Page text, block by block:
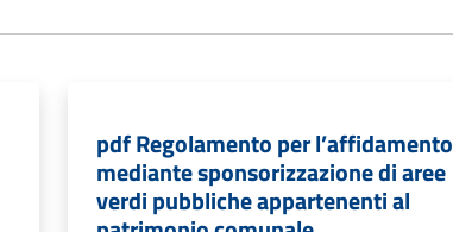
pdf Regolamento per l’affidamento
mediante sponsorizzazione di aree
verdi pubbliche appartenenti al